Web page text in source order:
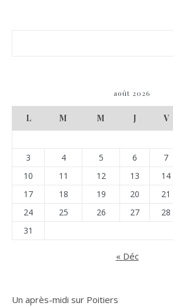
août 2026
L M M J V
3
4 5 6 7
10
11 12 13 14
17
18 19 20 21
24
25 26 27 28
31
« Déc
Un après-midi sur Poitiers